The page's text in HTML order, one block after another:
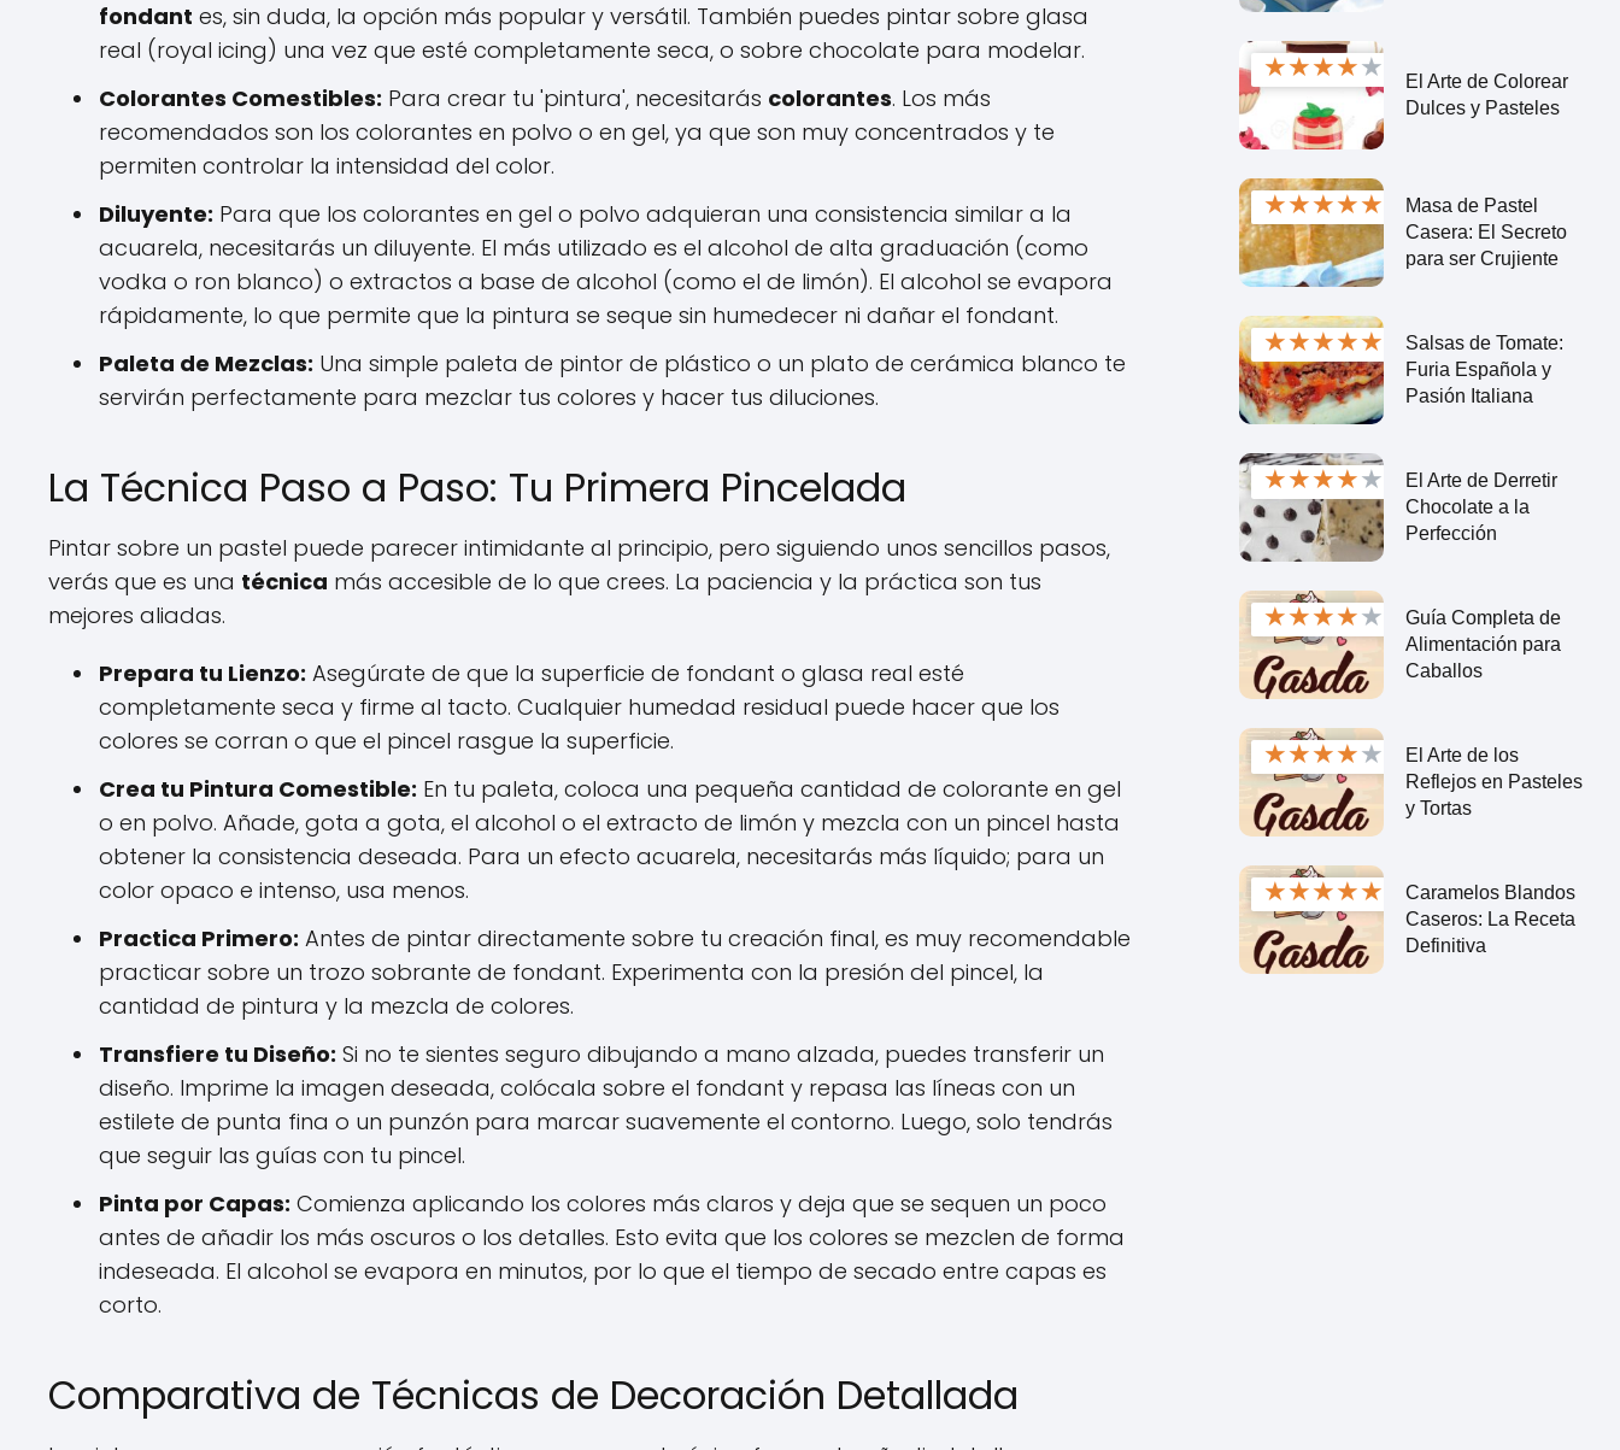
fondant es, sin duda, la opción más popular y versátil. También puedes pintar sobre glasa
real (royal icing) una vez que esté completamente seca, o sobre chocolate para modelar.
Colorantes Comestibles: Para crear tu 'pintura', necesitarás colorantes. Los más
recomendados son los colorantes en polvo o en gel, ya que son muy concentrados y te
permiten controlar la intensidad del color.
Diluyente: Para que los colorantes en gel o polvo adquieran una consistencia similar a la
acuarela, necesitarás un diluyente. El más utilizado es el alcohol de alta graduación (como
vodka o ron blanco) o extractos a base de alcohol (como el de limón). El alcohol se evapora
rápidamente, lo que permite que la pintura se seque sin humedecer ni dañar el fondant.
Paleta de Mezclas: Una simple paleta de pintor de plástico o un plato de cerámica blanco te
servirán perfectamente para mezclar tus colores y hacer tus diluciones.
La Técnica Paso a Paso: Tu Primera Pincelada
Pintar sobre un pastel puede parecer intimidante al principio, pero siguiendo unos sencillos pasos,
verás que es una técnica más accesible de lo que crees. La paciencia y la práctica son tus
mejores aliadas.
Prepara tu Lienzo: Asegúrate de que la superficie de fondant o glasa real esté
completamente seca y firme al tacto. Cualquier humedad residual puede hacer que los
colores se corran o que el pincel rasgue la superficie.
Crea tu Pintura Comestible: En tu paleta, coloca una pequeña cantidad de colorante en gel
o en polvo. Añade, gota a gota, el alcohol o el extracto de limón y mezcla con un pincel hasta
obtener la consistencia deseada. Para un efecto acuarela, necesitarás más líquido; para un
color opaco e intenso, usa menos.
Practica Primero: Antes de pintar directamente sobre tu creación final, es muy recomendable
practicar sobre un trozo sobrante de fondant. Experimenta con la presión del pincel, la
cantidad de pintura y la mezcla de colores.
Transfiere tu Diseño: Si no te sientes seguro dibujando a mano alzada, puedes transferir un
diseño. Imprime la imagen deseada, colócala sobre el fondant y repasa las líneas con un
estilete de punta fina o un punzón para marcar suavemente el contorno. Luego, solo tendrás
que seguir las guías con tu pincel.
Pinta por Capas: Comienza aplicando los colores más claros y deja que se sequen un poco
antes de añadir los más oscuros o los detalles. Esto evita que los colores se mezclen de forma
indeseada. El alcohol se evapora en minutos, por lo que el tiempo de secado entre capas es
corto.
Comparativa de Técnicas de Decoración Detallada
★★★★★
El Arte de Colorear
Dulces y Pasteles
★★★★★
Masa de Pastel
Casera: El Secreto
para ser Crujiente
★★★★★
Salsas de Tomate:
Furia Española y
Pasión Italiana
★★★★★
El Arte de Derretir
Chocolate a la
Perfección
★★★★★
Guía Completa de
Alimentación para
Caballos
★★★★★
El Arte de los
Reflejos en Pasteles
y Tortas
★★★★★
Caramelos Blandos
Caseros: La Receta
Definitiva